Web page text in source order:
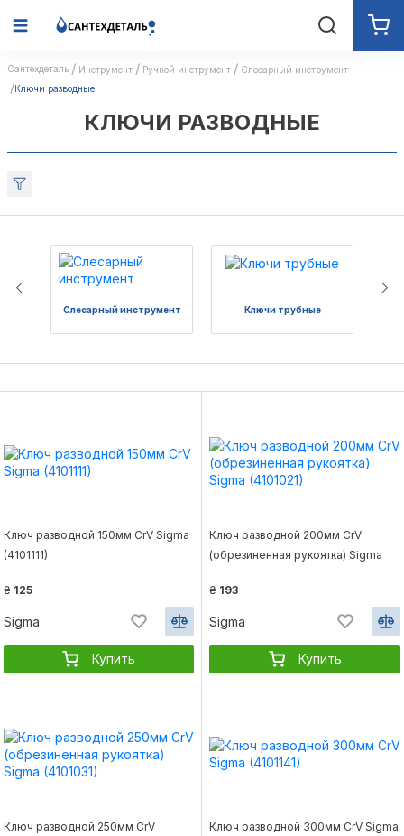
Сантехдеталь Инструмент Ручной инструмент
Слесарный инструмент
Ключи разводные
КЛЮЧИ РАЗВОДНЫЕ
Слесарный инструмент Ключи трубные
Ключ разводной 150мм CrV Sigma
(4101111)
₴ 125
Sigma
Купить
Ключ разводной 200мм CrV
(обрезиненная рукоятка) Sigma
₴ 193
Sigma
Купить
Ключ разводной 250мм CrV
Ключ разводной 300мм CrV Sigma